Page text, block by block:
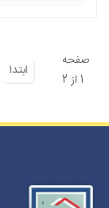
صفحه
1 از 2
ابتدا